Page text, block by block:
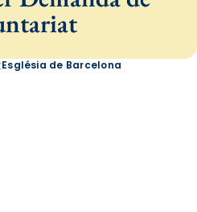
Església de Barcelona